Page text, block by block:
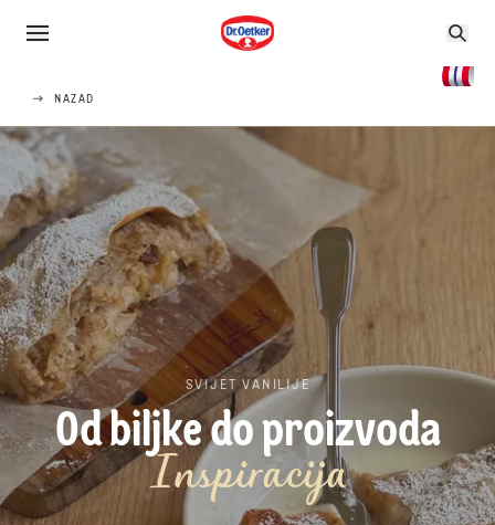
NAZAD
SVIJET VANILIJE
Od biljke do proizvoda
Inspiracija